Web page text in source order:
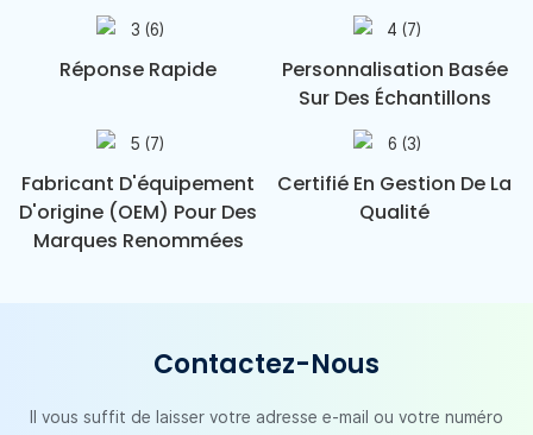
Réponse Rapide
Personnalisation Basée
Sur Des Échantillons
Fabricant D'équipement
D'origine (OEM) Pour Des
Marques Renommées
Certifié En Gestion De La
Qualité
Contactez-Nous
Il vous suffit de laisser votre adresse e-mail ou votre numéro